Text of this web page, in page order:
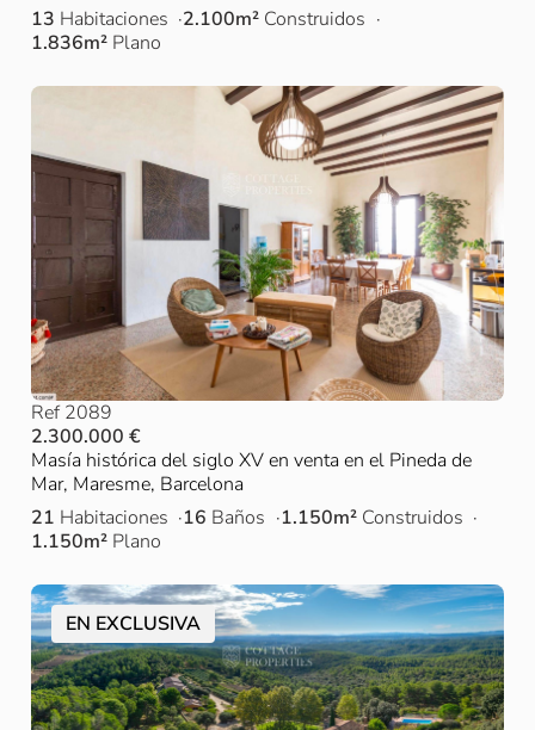
13 Habitaciones 2.100m² Construidos
1.836m² Plano
Ref 2089
2.300.000 €
Masía histórica del siglo XV en venta en el Pineda de
Mar, Maresme, Barcelona
21 Habitaciones 16 Baños 1.150m² Construidos
1.150m² Plano
EN EXCLUSIVA